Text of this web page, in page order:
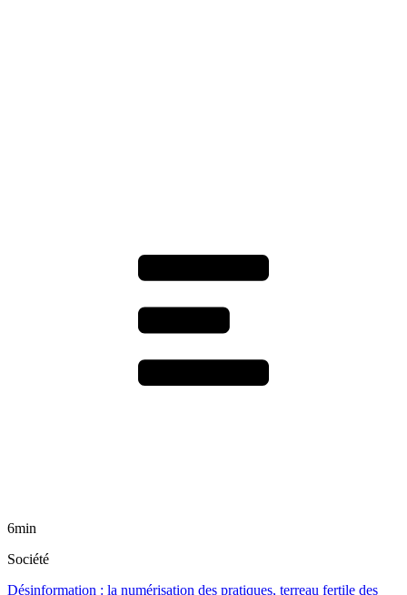
6min
Société
Désinformation : la numérisation des pratiques, terreau fertile des